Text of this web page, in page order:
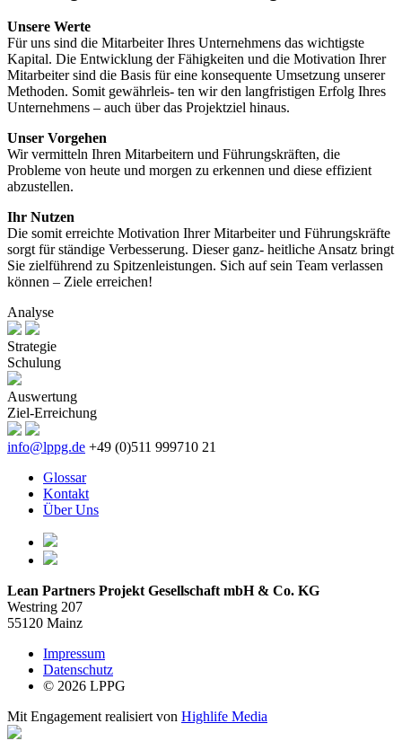
Unsere Werte
Für uns sind die Mitarbeiter Ihres Unternehmens das wichtigste
Kapital. Die Entwicklung der Fähigkeiten und die Motivation Ihrer
Mitarbeiter sind die Basis für eine konsequente Umsetzung unserer
Methoden. Somit gewährleis- ten wir den langfristigen Erfolg Ihres
Unternehmens – auch über das Projektziel hinaus.
Unser Vorgehen
Wir vermitteln Ihren Mitarbeitern und Führungskräften, die
Probleme von heute und morgen zu erkennen und diese effizient
abzustellen.
Ihr Nutzen
Die somit erreichte Motivation Ihrer Mitarbeiter und Führungskräfte
sorgt für ständige Verbesserung. Dieser ganz- heitliche Ansatz bringt
Sie zielführend zu Spitzenleistungen. Sich auf sein Team verlassen
können – Ziele erreichen!
Analyse
Strategie
Schulung
Auswertung
Ziel-Erreichung
info@lppg.de +49 (0)511 999710 21
Glossar
Kontakt
Über Uns
Lean Partners Projekt Gesellschaft mbH & Co. KG
Westring 207
55120 Mainz
Impressum
Datenschutz
© 2026 LPPG
Mit Engagement realisiert von Highlife Media